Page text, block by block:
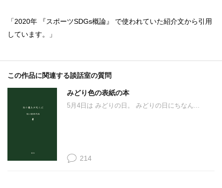
「2020年 『スポーツSDGs概論』 で使われていた紹介文から引用
しています。」
この作品に関連する談話室の質問
みどり色の表紙の本
5月4日は みどりの日。 みどりの日にちなん...
214